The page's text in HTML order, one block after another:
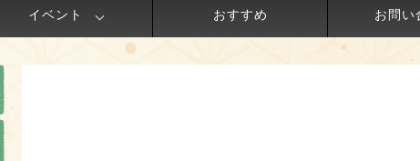
イベント おすすめ お問い